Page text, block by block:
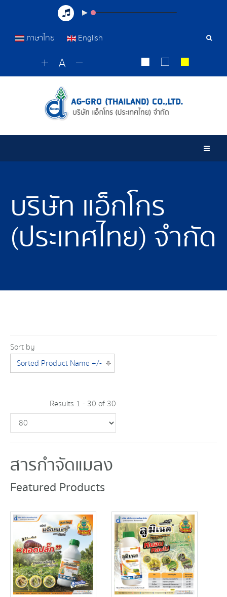
ภาษาไทย English
บริษัท แอ็กโกร
(ประเทศไทย) จำกัด
Sort by
Sorted Product Name +/-
Results 1 - 30 of 30
สารกำจัดแมลง
Featured Products